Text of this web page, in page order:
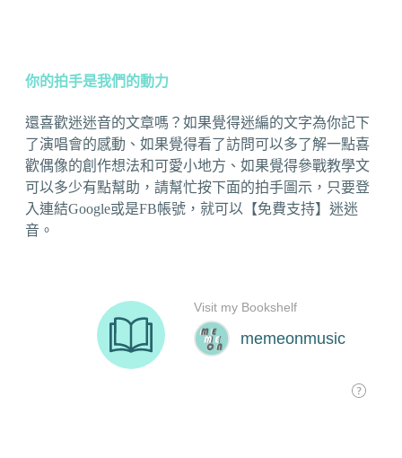
你的拍手是我們的動力
還喜歡迷迷音的文章嗎？如果覺得迷編的文字為你記下
了演唱會的感動、如果覺得看了訪問可以多了解一點喜
歡偶像的創作想法和可愛小地方、如果覺得參戰教學文
可以多少有點幫助，請幫忙按下面的拍手圖示，只要登
入連結Google或是FB帳號，就可以【免費支持】迷迷
音。